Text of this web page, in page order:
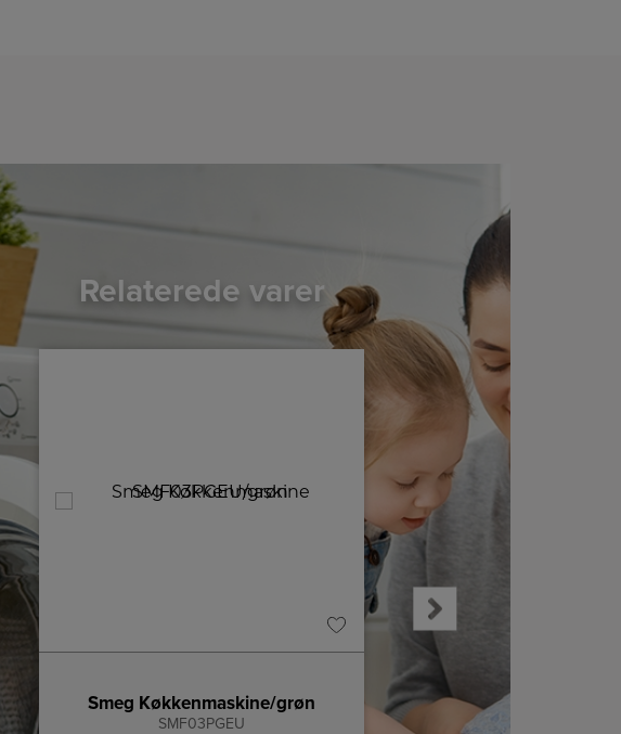
Relaterede varer
Smeg Køkkenmaskine/grøn
SMF03PGEU
Smeg